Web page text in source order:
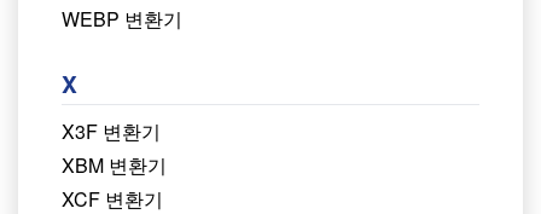
WEBP 변환기
X
X3F 변환기
XBM 변환기
XCF 변환기